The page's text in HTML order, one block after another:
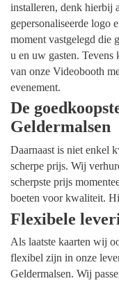
installeren, denk hierbij
gepersonaliseerde logo
moment vastgelegd die
u en uw gasten. Tevens
van onze Videobooth
evenement.
De
Geldermalsen
Daarnaast is niet enkel
scherpe prijs. Wij
scherpste prijs
boeten voor kwaliteit.
Flexibele
Als laatste kaarten wij
flexibel zijn in onze
Geldermalsen. Wij